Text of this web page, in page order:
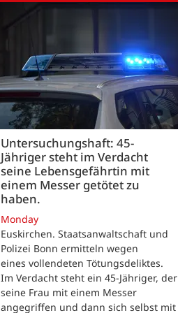
Untersuchungshaft: 45-
Jähriger steht im Verdacht
seine Lebensgefährtin mit
einem Messer getötet zu
haben.
Monday
Euskirchen. Staatsanwaltschaft und
Polizei Bonn ermitteln wegen
eines vollendeten Tötungsdeliktes.
Im Verdacht steht ein 45-Jähriger, der
seine Frau mit einem Messer
angegriffen und dann sich selbst mit